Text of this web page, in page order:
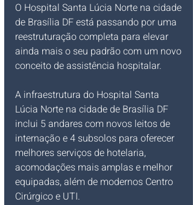
O Hospital Santa Lúcia Norte na cidade
de Brasília DF está passando por uma
reestruturação completa para elevar
ainda mais o seu padrão com um novo
conceito de assistência hospitalar.
A infraestrutura do Hospital Santa
Lúcia Norte na cidade de Brasília DF
inclui 5 andares com novos leitos de
internação e 4 subsolos para oferecer
melhores serviços de hotelaria,
acomodações mais amplas e melhor
equipadas, além de modernos Centro
Cirúrgico e UTI.